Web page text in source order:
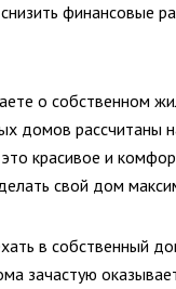
финансовые
о собственном
домов рассчитаны
красивое и
свой дом
в собственный
зачастую